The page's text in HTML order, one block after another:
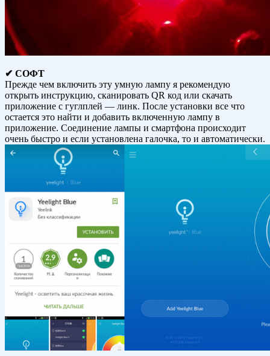
✔ СОФТ
Прежде чем включить эту умную лампу я рекомендую
открыть инструкцию, сканировать QR код или скачать
приложение с гуглплей — линк. После установки все что
остается это найти и добавить включенную лампу в
приложение. Соединение лампы и смартфона происходит
очень быстро и если установлена галочка, то и автоматически.